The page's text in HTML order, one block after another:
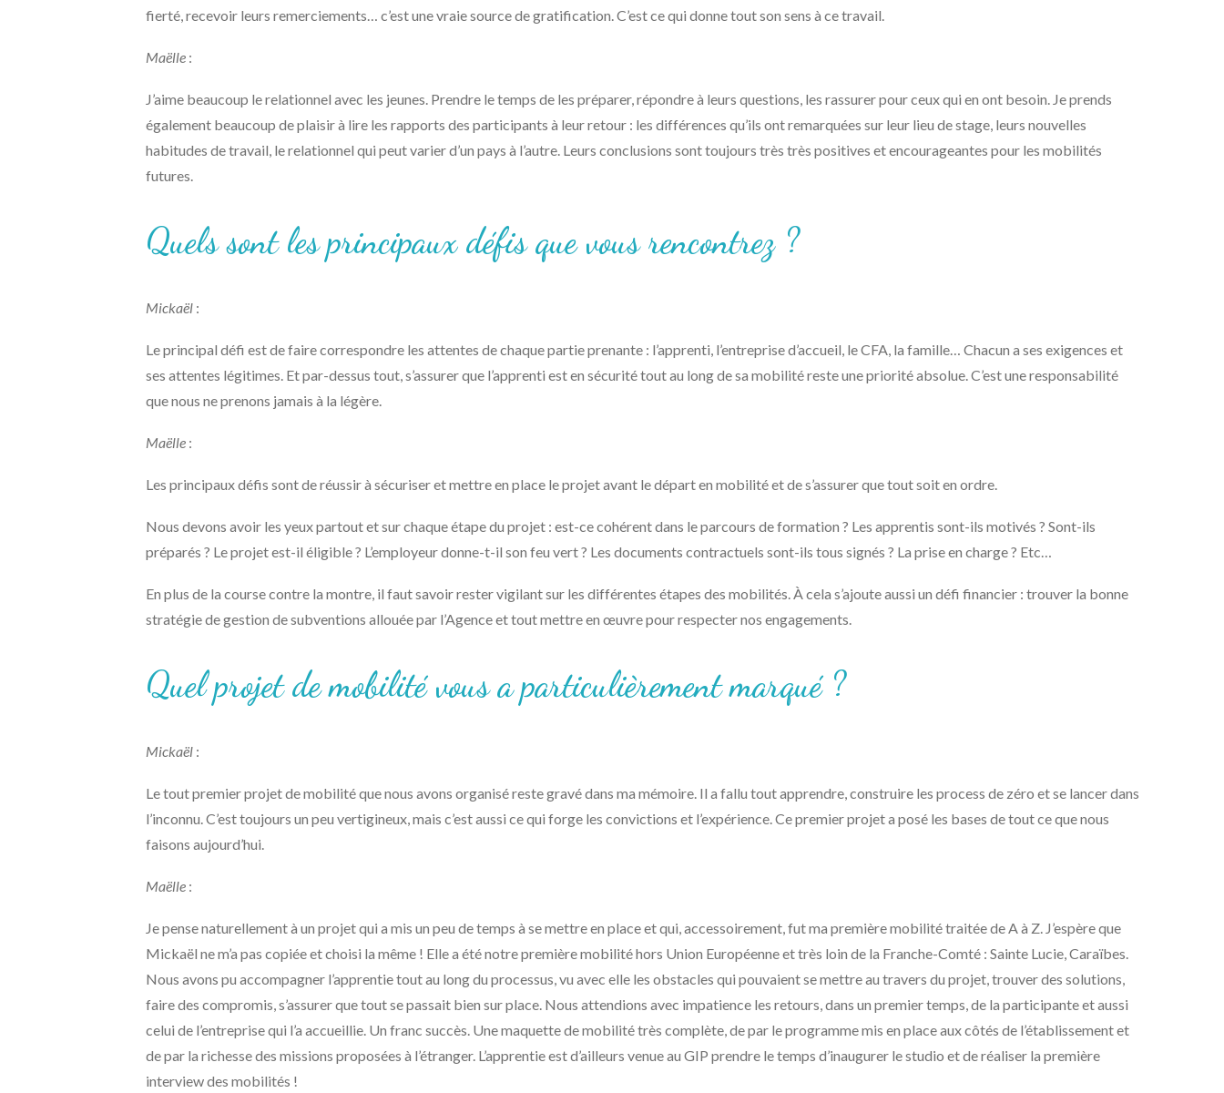
fierté, recevoir leurs remerciements… c’est une vraie source de gratification. C’est ce qui donne tout son sens à ce travail.
Maëlle :
J’aime beaucoup le relationnel avec les jeunes. Prendre le temps de les préparer, répondre à leurs questions, les rassurer pour ceux qui en ont besoin. Je prends
également beaucoup de plaisir à lire les rapports des participants à leur retour : les différences qu’ils ont remarquées sur leur lieu de stage, leurs nouvelles
habitudes de travail, le relationnel qui peut varier d’un pays à l’autre. Leurs conclusions sont toujours très très positives et encourageantes pour les mobilités
futures.
Quels sont les principaux défis que vous rencontrez ?
Mickaël :
Le principal défi est de faire correspondre les attentes de chaque partie prenante : l’apprenti, l’entreprise d’accueil, le CFA, la famille… Chacun a ses exigences et
ses attentes légitimes. Et par-dessus tout, s’assurer que l’apprenti est en sécurité tout au long de sa mobilité reste une priorité absolue. C’est une responsabilité
que nous ne prenons jamais à la légère.
Maëlle :
Les principaux défis sont de réussir à sécuriser et mettre en place le projet avant le départ en mobilité et de s’assurer que tout soit en ordre.
Nous devons avoir les yeux partout et sur chaque étape du projet : est-ce cohérent dans le parcours de formation ? Les apprentis sont-ils motivés ? Sont-ils
préparés ? Le projet est-il éligible ? L’employeur donne-t-il son feu vert ? Les documents contractuels sont-ils tous signés ? La prise en charge ? Etc…
En plus de la course contre la montre, il faut savoir rester vigilant sur les différentes étapes des mobilités. À cela s’ajoute aussi un défi financier : trouver la bonne
stratégie de gestion de subventions allouée par l’Agence et tout mettre en œuvre pour respecter nos engagements.
Quel projet de mobilité vous a particulièrement marqué ?
Mickaël :
Le tout premier projet de mobilité que nous avons organisé reste gravé dans ma mémoire. Il a fallu tout apprendre, construire les process de zéro et se lancer dans
l’inconnu. C’est toujours un peu vertigineux, mais c’est aussi ce qui forge les convictions et l’expérience. Ce premier projet a posé les bases de tout ce que nous
faisons aujourd’hui.
Maëlle :
Je pense naturellement à un projet qui a mis un peu de temps à se mettre en place et qui, accessoirement, fut ma première mobilité traitée de A à Z. J’espère que
Mickaël ne m’a pas copiée et choisi la même ! Elle a été notre première mobilité hors Union Européenne et très loin de la Franche-Comté : Sainte Lucie, Caraïbes.
Nous avons pu accompagner l’apprentie tout au long du processus, vu avec elle les obstacles qui pouvaient se mettre au travers du projet, trouver des solutions,
faire des compromis, s’assurer que tout se passait bien sur place. Nous attendions avec impatience les retours, dans un premier temps, de la participante et aussi
celui de l’entreprise qui l’a accueillie. Un franc succès. Une maquette de mobilité très complète, de par le programme mis en place aux côtés de l’établissement et
de par la richesse des missions proposées à l’étranger. L’apprentie est d’ailleurs venue au GIP prendre le temps d’inaugurer le studio et de réaliser la première
interview des mobilités !